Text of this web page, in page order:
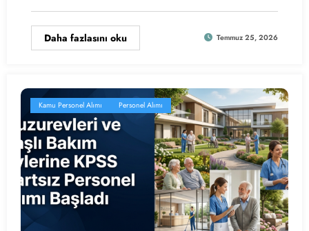
Daha fazlasını oku Temmuz 25, 2026
Kamu Personel Alımı Personel Alımı